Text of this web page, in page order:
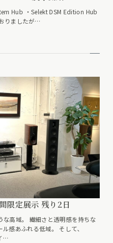
Hub ・Selekt DSM Edition Hub
りましたが…
限定展示 残り2日
高域。 繊細さと透明感を持ちな
感あふれる低域。 そして、
…